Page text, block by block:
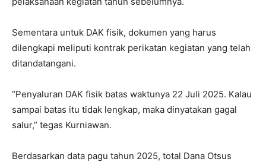
Sementara untuk DAK fisik, dokumen yang harus
dilengkapi meliputi kontrak perikatan kegiatan yang telah
ditandatangani.
“Penyaluran DAK fisik batas waktunya 22 Juli 2025. Kalau
sampai batas itu tidak lengkap, maka dinyatakan gagal
salur,” tegas Kurniawan.
Berdasarkan data pagu tahun 2025, total Dana Otsus